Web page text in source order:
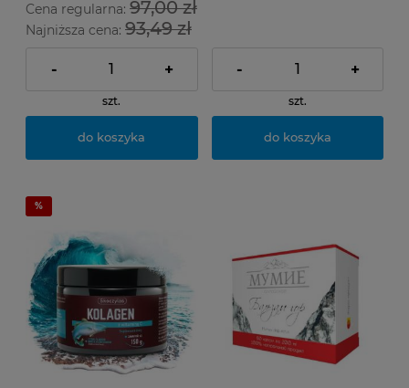
Cena regularna: 97,00 zł
Najniższa cena: 93,49 zł
- +
szt.
do koszyka
- +
szt.
do koszyka